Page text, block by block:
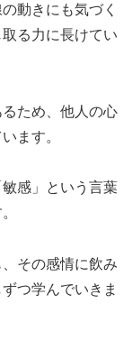
動きにも気づく
る力に長けてい
ため、他人の心
ます。
感」という言葉
その感情に飲み
つ学んでいきま